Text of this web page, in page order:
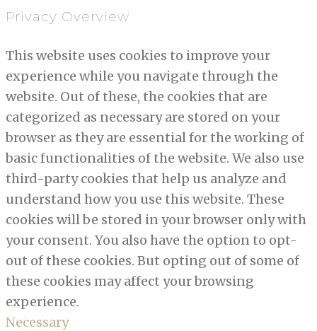
Privacy Overview
This website uses cookies to improve your
experience while you navigate through the
website. Out of these, the cookies that are
categorized as necessary are stored on your
browser as they are essential for the working of
basic functionalities of the website. We also use
third-party cookies that help us analyze and
understand how you use this website. These
cookies will be stored in your browser only with
your consent. You also have the option to opt-
out of these cookies. But opting out of some of
these cookies may affect your browsing
experience.
Necessary